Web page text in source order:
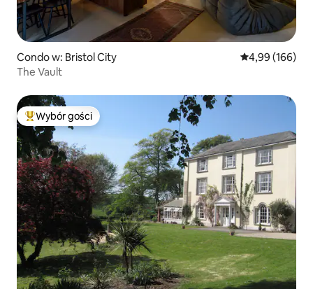
Condo w: Bristol City Średnia
4,99 (166)
The Vault
Najpopularniejsze z kategorii Wybór gości
Wybór gości